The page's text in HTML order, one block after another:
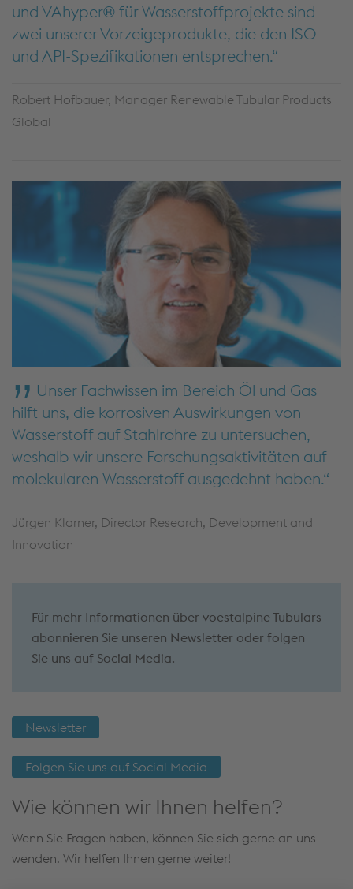
und VAhyper® für Wasserstoffprojekte sind
zwei unserer Vorzeigeprodukte, die den ISO-
und API-Spezifikationen entsprechen.
Robert Hofbauer, Manager Renewable Tubular Products
Global
Unser Fachwissen im Bereich Öl und Gas
hilft uns, die korrosiven Auswirkungen von
Wasserstoff auf Stahlrohre zu untersuchen,
weshalb wir unsere Forschungsaktivitäten auf
molekularen Wasserstoff ausgedehnt haben.
Jürgen Klarner, Director Research, Development and
Innovation
Für mehr Informationen über voestalpine Tubulars
abonnieren Sie unseren Newsletter oder folgen
Sie uns auf Social Media.
Newsletter
Folgen Sie uns auf Social Media
Wie können wir Ihnen helfen?
Wenn Sie Fragen haben, können Sie sich gerne an uns
wenden. Wir helfen Ihnen gerne weiter!